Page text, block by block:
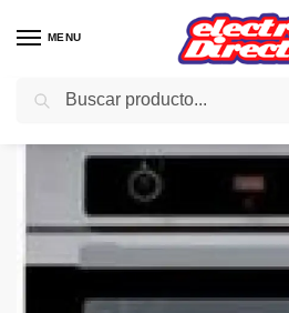
MENU
Inicio Gama blanca Hornos